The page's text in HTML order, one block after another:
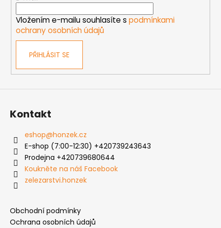
v
k
y
u
Vložením e-mailu souhlasíte s podmínkami
ochrany osobních údajů
PŘIHLÁSIT SE
Kontakt
eshop@honzek.cz
E-shop (7:00-12:30) +420739243643
Prodejna +420739680644
Koukněte na náš Facebook
zelezarstvi.honzek
Obchodní podmínky
Ochrana osobních údajů